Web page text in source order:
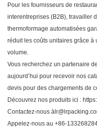
Pour les fournisseurs de
interentreprises (B2B), travailler
thermoformage automatisées
réduit les coûts unitaires grâce à
volume.
Vous recherchez un partenaire
aujourd’hui pour recevoir nos
devis pour des chargements de
Découvrez nos produits ici :
Contactez-nous
Appelez-nous au +86-